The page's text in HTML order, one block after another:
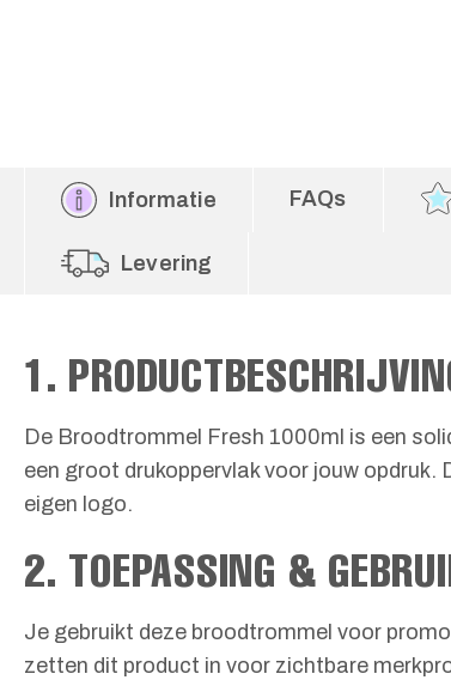
Informatie FAQs
Levering
1.
De Broodtrommel Fresh 1000ml is een
een groot drukoppervlak voor jouw
eigen logo.
2. TOEPASSING &
Je gebruikt deze broodtrommel voor
zetten dit product in voor zichtbare